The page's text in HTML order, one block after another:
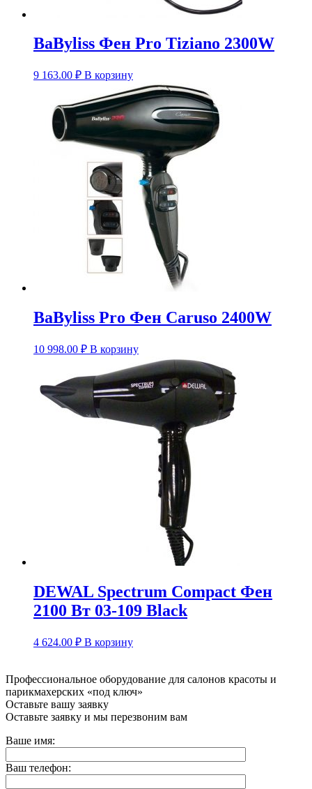
BaByliss Фен Pro Tiziano 2300W
9 163.00 ₽ В корзину
BaByliss Pro Фен Caruso 2400W
10 998.00 ₽ В корзину
DEWAL Spectrum Compact Фен
2100 Вт 03-109 Black
4 624.00 ₽ В корзину
Профессиональное оборудование для салонов красоты и
парикмахерских «под ключ»
Оставьте вашу заявку
Оставьте заявку и мы перезвоним вам
Ваше имя:
Ваш телефон: